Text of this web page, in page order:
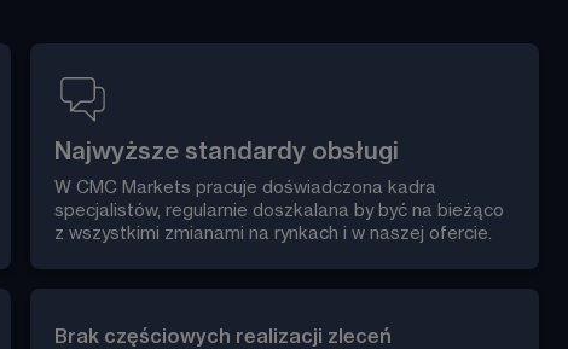
Najwyższe standardy obsługi
W CMC Markets pracuje doświadczona kadra
specjalistów, regularnie doszkalana by być na bieżąco
z wszystkimi zmianami na rynkach i w naszej ofercie.
Brak częściowych realizacji zleceń